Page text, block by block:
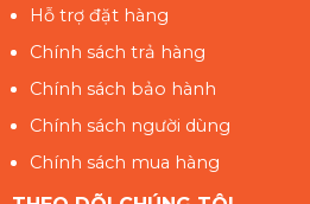
Hỗ trợ đặt hàng
Chính sách trả hàng
Chính sách bảo hành
Chính sách người dùng
Chính sách mua hàng